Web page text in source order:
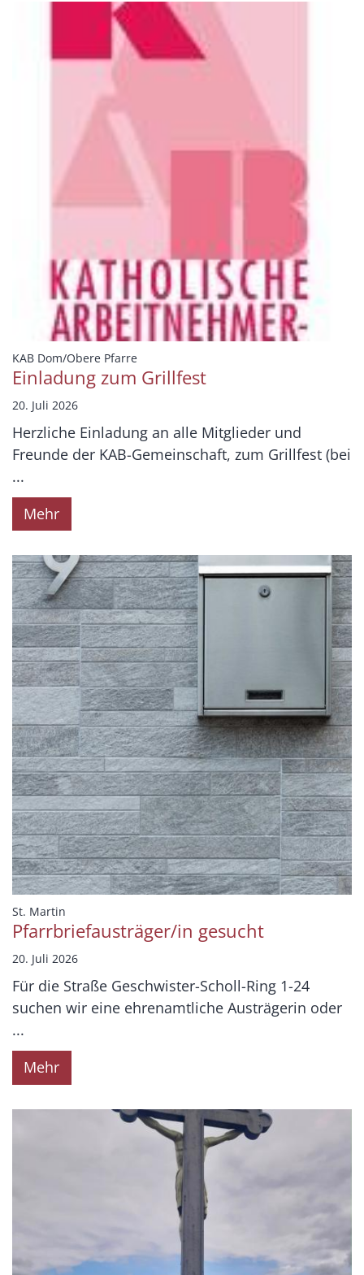
KAB Dom/Obere Pfarre:
Einladung zum Grillfest
20. Juli 2026
Herzliche Einladung an alle Mitglieder und
Freunde der KAB-Gemeinschaft, zum Grillfest (bei
...
Mehr
St. Martin
Pfarrbriefausträger/in gesucht
20. Juli 2026
Für die Straße Geschwister-Scholl-Ring 1-24
suchen wir eine ehrenamtliche Austrägerin oder
...
Mehr